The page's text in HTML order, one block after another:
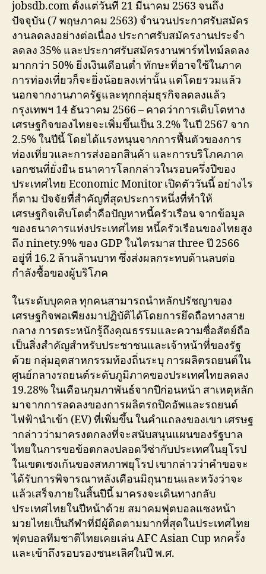
jobsdb.com ตั้งแต่วันที่ 21 มีนาคม 2563 จนถึง
ปัจจุบัน (7 พฤษภาคม 2563) จำนวนประกาศรับสมัคร
งานลดลงอย่างต่อเนื่อง ประกาศรับสมัครงานประจำ
ลดลง 35% และประกาศรับสมัครงานพาร์ทไทม์ลดลง
มากกว่า 50% ยิ่งเงินเดือนต่ำ ทักษะที่อาจใช้ในภาค
การท่องเที่ยวก็จะยิ่งน้อยลงเท่านั้น แต่โดยรวมแล้ว
นอกจากงานภาครัฐและทุกกลุ่มธุรกิจลดลงแล้ว
กรุงเทพฯ 14 ธันวาคม 2566 – คาดว่าการเติบโตทาง
เศรษฐกิจของไทยจะเพิ่มขึ้นเป็น 3.2% ในปี 2567 จาก
2.5% ในปีนี้ โดยได้แรงหนุนจากการฟื้นตัวของการ
ท่องเที่ยวและการส่งออกสินค้า และการบริโภคภาค
เอกชนที่ยั่งยืน ธนาคารโลกกล่าวในรอบครึ่งปีของ
ประเทศไทย Economic Monitor เปิดตัววันนี้ อย่างไร
ก็ตาม ปัจจัยที่สำคัญที่สุดประการหนึ่งที่ทำให้
เศรษฐกิจเติบโตต่ำคือปัญหาหนี้ครัวเรือน จากข้อมูล
ของธนาคารแห่งประเทศไทย หนี้ครัวเรือนของไทยสูง
ถึง ninety.9% ของ GDP ในไตรมาส three ปี 2566
อยู่ที่ 16.2 ล้านล้านบาท ซึ่งส่งผลกระทบด้านลบต่อ
กำลังซื้อของผู้บริโภค
ในระดับบุคคล ทุกคนสามารถนำหลักปรัชญาของ
เศรษฐกิจพอเพียงมาปฏิบัติได้โดยการยึดถือทางสาย
กลาง การตระหนักรู้ถึงคุณธรรมและความซื่อสัตย์ถือ
เป็นสิ่งสำคัญสำหรับประชาชนและเจ้าหน้าที่ของรัฐ
ด้วย กลุ่มอุตสาหกรรมท้องถิ่นระบุ การผลิตรถยนต์ใน
ศูนย์กลางรถยนต์ระดับภูมิภาคของประเทศไทยลดลง
19.28% ในเดือนกุมภาพันธ์จากปีก่อนหน้า สาเหตุหลัก
มาจากการลดลงของการผลิตรถปิคอัพและรถยนต์
ไฟฟ้านำเข้า (EV) ที่เพิ่มขึ้น ในคำแถลงของเขา เศรษฐ
ากล่าวว่ามาครงตกลงที่จะสนับสนุนแผนของรัฐบาล
ไทยในการขอข้อตกลงปลอดวีซ่ากับประเทศในยุโรป
ในเขตเชงเก้นของสหภาพยุโรป เขากล่าวว่าคำขอจะ
ได้รับการพิจารณาหลังเดือนมิถุนายนและหวังว่าจะ
แล้วเสร็จภายในสิ้นปีนี้ มาครงจะเดินทางกลับ
ประเทศไทยในปีหน้าด้วย สมาคมฟุตบอลแซงหน้า
มวยไทยเป็นกีฬาที่มีผู้ติดตามมากที่สุดในประเทศไทย
ฟุตบอลทีมชาติไทยเคยเล่น AFC Asian Cup หกครั้ง
และเข้าถึงรอบรองชนะเลิศในปี พ.ศ.